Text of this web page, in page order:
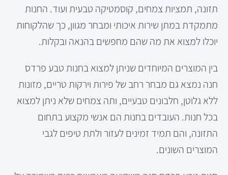
תזונה, תמציות צמחים, קוסמטיקה טבעית ועוד. החנות
מתמקדת במתן שירות איכותי ומבחר מגוון, כך שהלקוחות
יוכלו למצוא את מה שהם מחפשים בהנאה ובקלות.
בין המוצרים המיוחדים שניתן למצוא בחנות טבע פרדס
חנה נמצא גם מבחר רחב של פירות וירקות טריים, מזונות
ללא גלוטן, חלבונים טבעיים, ותה צמחים שלא ניתן למצוא
בכל חנות. העובדים בחנות הם אנשי מקצוע בתחום
התזונה, והם תמיד זמינים לעזור ולתת טיפים לגבי
המוצרים השונים.